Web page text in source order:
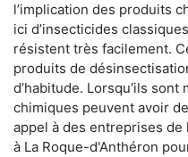
l’implication des produits
ici d’insecticides
résistent très facilement.
produits de
d’habitude. Lorsqu’ils
chimiques peuvent avoir
appel à des entreprises
à La Roque-d'Anthéron